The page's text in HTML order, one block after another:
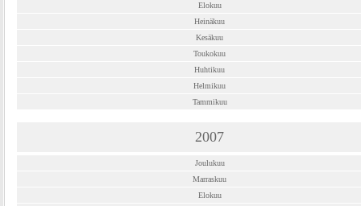
Elokuu
Heinäkuu
Kesäkuu
Toukokuu
Huhtikuu
Helmikuu
Tammikuu
2007
Joulukuu
Marraskuu
Elokuu